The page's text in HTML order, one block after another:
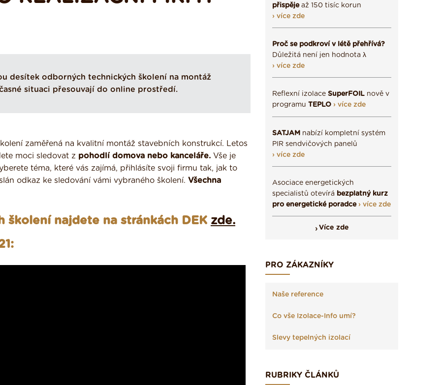
desítek odborných technických školení na montáž
situaci přesouvají do online prostředí.
zaměřená na kvalitní montáž stavebních konstrukcí. Letos
moci sledovat z pohodlí domova nebo kanceláře. Vše je
téma, které vás zajímá, přihlásíte svoji firmu tak, jak to
odkaz ke sledování vámi vybraného školení. Všechna
školení najdete na stránkách DEK zde.
přispějeaž 150 tisíc korun
› více zde
Proč se podkroví v létě přehřívá?
Důležitá není jen hodnota λ
› více zde
Reflexní izolace SuperFOIL nově v
programu TEPLO › více zde
SATJAM nabízí kompletní systém
PIR sendvičových panelů
› více zde
Asociace energetických
specialistů otevírá bezplatný kurz
pro energetické poradce › více zde
Více zde
PRO ZÁKAZNÍKY
Naše reference
Co vše Izolace-Info umí?
Slevy tepelných izolací
RUBRIKY ČLÁNKŮ